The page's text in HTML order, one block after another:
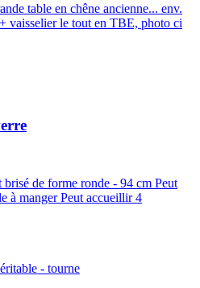
table en chêne ancienne... env.
vaisselier le tout en TBE, photo ci
de forme ronde - 94 cm Peut
à manger Peut accueillir 4